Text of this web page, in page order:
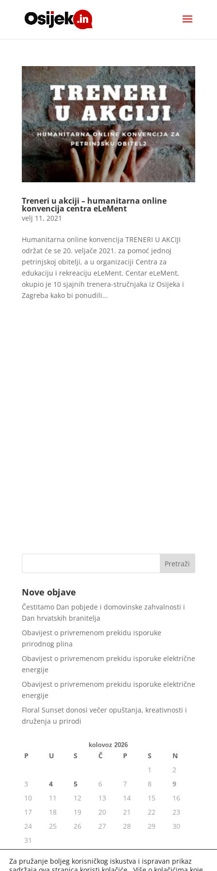
Treneri u akciji – humanitarna online
konvencija centra eLeMent
velj 11, 2021
Humanitarna online konvencija TRENERI U AKCIJI
održat će se 20. veljače 2021. za pomoć jednoj
petrinjskoj obitelji, a u organizaciji Centra za
edukaciju i rekreaciju eLeMent. Centar eLeMent,
okupio je 10 sjajnih trenera-stručnjaka iz Osijeka i
Zagreba kako bi ponudili...
Nove objave
Čestitamo Dan pobjede i domovinske zahvalnosti i
Dan hrvatskih branitelja
Obavijest o privremenom prekidu isporuke
prirodnog plina
Obavijest o privremenom prekidu isporuke električne
energije
Obavijest o privremenom prekidu isporuke električne
energije
Floral Sunset donosi večer opuštanja, kreativnosti i
druženja u prirodi
kolovoz 2026
P U S Č P S
N
1
2
3
4 5 6 7 8
9
10
11 12 13 14 15
16
17
18 19 20 21 22
23
24
25 26 27 28 29
30
31
« srp
Za pružanje boljeg korisničkog iskustva i ispravan prikaz